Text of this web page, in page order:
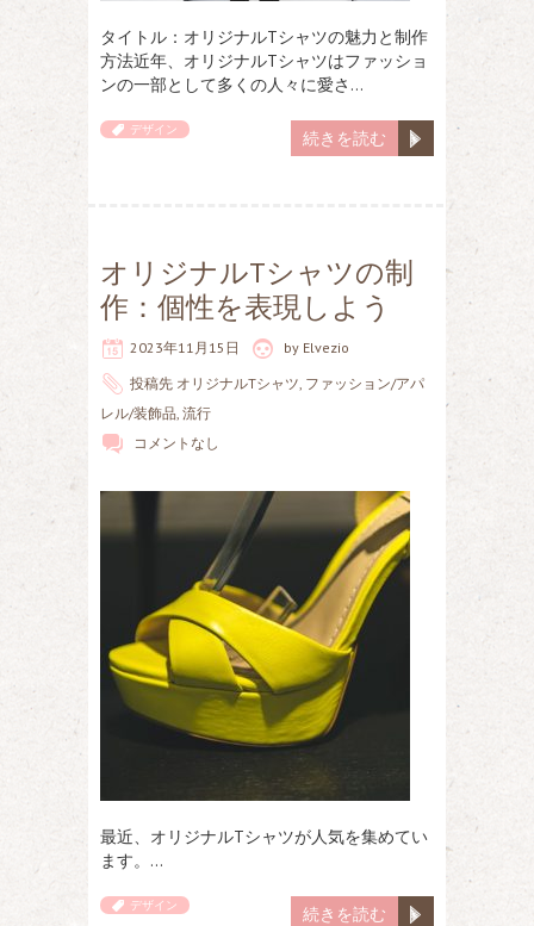
タイトル：オリジナルTシャツの魅力と制作
方法近年、オリジナルTシャツはファッショ
ンの一部として多くの人々に愛さ…
続きを読む
デザイン
オリジナルTシャツの制
作：個性を表現しよう
2023年11月15日 by Elvezio
投稿先 オリジナルTシャツ, ファッション/アパ
レル/装飾品, 流行
コメントなし
最近、オリジナルTシャツが人気を集めてい
ます。…
続きを読む
デザイン